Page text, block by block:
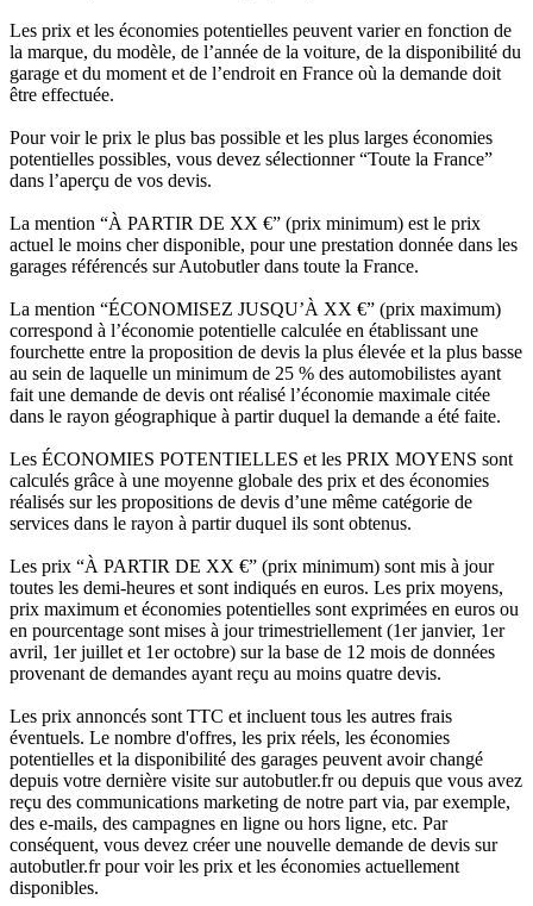
Les prix et les économies potentielles peuvent varier en fonction de
la marque, du modèle, de l’année de la voiture, de la disponibilité du
garage et du moment et de l’endroit en France où la demande doit
être effectuée.
Pour voir le prix le plus bas possible et les plus larges économies
potentielles possibles, vous devez sélectionner “Toute la France”
dans l’aperçu de vos devis.
La mention “À PARTIR DE XX €” (prix minimum) est le prix
actuel le moins cher disponible, pour une prestation donnée dans les
garages référencés sur Autobutler dans toute la France.
La mention “ÉCONOMISEZ JUSQU’À XX €” (prix maximum)
correspond à l’économie potentielle calculée en établissant une
fourchette entre la proposition de devis la plus élevée et la plus basse
au sein de laquelle un minimum de 25 % des automobilistes ayant
fait une demande de devis ont réalisé l’économie maximale citée
dans le rayon géographique à partir duquel la demande a été faite.
Les ÉCONOMIES POTENTIELLES et les PRIX MOYENS sont
calculés grâce à une moyenne globale des prix et des économies
réalisés sur les propositions de devis d’une même catégorie de
services dans le rayon à partir duquel ils sont obtenus.
Les prix “À PARTIR DE XX €” (prix minimum) sont mis à jour
toutes les demi-heures et sont indiqués en euros. Les prix moyens,
prix maximum et économies potentielles sont exprimées en euros ou
en pourcentage sont mises à jour trimestriellement (1er janvier, 1er
avril, 1er juillet et 1er octobre) sur la base de 12 mois de données
provenant de demandes ayant reçu au moins quatre devis.
Les prix annoncés sont TTC et incluent tous les autres frais
éventuels. Le nombre d'offres, les prix réels, les économies
potentielles et la disponibilité des garages peuvent avoir changé
depuis votre dernière visite sur autobutler.fr ou depuis que vous avez
reçu des communications marketing de notre part via, par exemple,
des e-mails, des campagnes en ligne ou hors ligne, etc. Par
conséquent, vous devez créer une nouvelle demande de devis sur
autobutler.fr pour voir les prix et les économies actuellement
disponibles.